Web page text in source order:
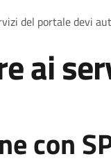
del portale devi
ai
con